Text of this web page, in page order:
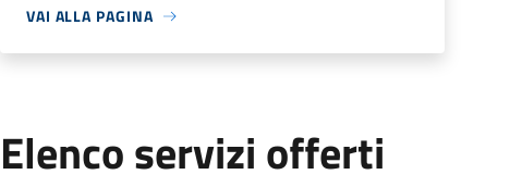
VAI ALLA PAGINA
Elenco servizi offerti